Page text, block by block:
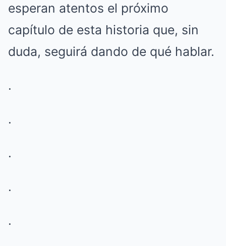
esperan atentos el próximo
capítulo de esta historia que, sin
duda, seguirá dando de qué hablar.
.
.
.
.
.